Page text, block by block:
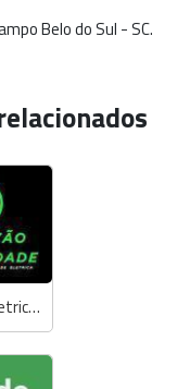
Belo do Sul - SC.
Volneizão Eletricidade